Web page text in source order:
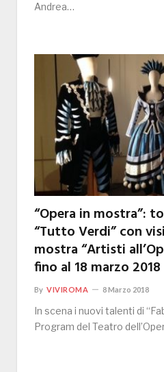
Andrea…
“Opera in mostra”:
“Tutto Verdi” con
mostra “Artisti
fino al 18 marzo 2018
By VIVIROMA 8 Marzo 2018
In scena i nuovi talenti di
Program del Teatro